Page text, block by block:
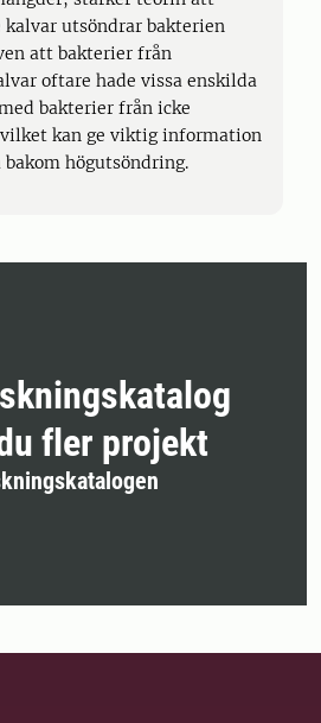
kalvar utsöndrar bakterien
att bakterier från
oftare hade vissa enskilda
bakterier från icke
kan ge viktig information
högutsöndring.
fler projekt